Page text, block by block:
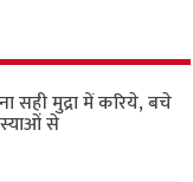
सही मुद्रा में करिये, बचे
से